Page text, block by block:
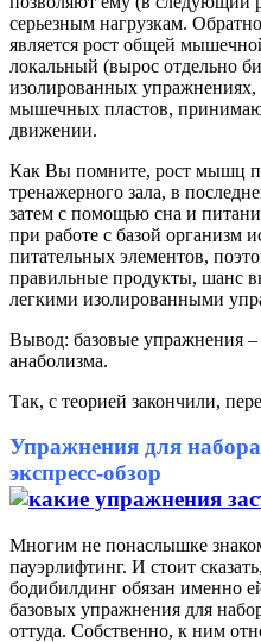
серьезным нагрузкам.
является рост общей
локальный (вырос отдельно
изолированных упражнениях,
мышечных пластов,
движении.
Как Вы помните, рост мышц
тренажерного зала, в
затем с помощью сна и
при работе с базой организм
питательных элементов,
правильные продукты, шанс
легкими изолированными
Вывод: базовые упражнения
анаболизма.
Так, с теорией закончили,
Упражнения для
экспресс-обзор
Многим не понаслышке
пауэрлифтинг. И стоит
бодибилдинг обязан именно
базовых упражнения для
оттуда. Собственно, к ним